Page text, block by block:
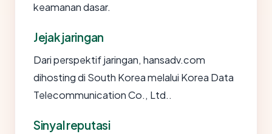
keamanan dasar.
Jejak jaringan
Dari perspektif jaringan, hansadv.com
dihosting di South Korea melalui Korea Data
Telecommunication Co., Ltd..
Sinyal reputasi